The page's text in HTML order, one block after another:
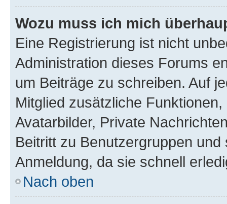
Wozu muss ich mich
Eine Registrierung ist nicht
Administration dieses Forums
um Beiträge zu schreiben. Auf
Mitglied zusätzliche
Avatarbilder, Private
Beitritt zu Benutzergruppen
Anmeldung, da sie schnell
Nach oben